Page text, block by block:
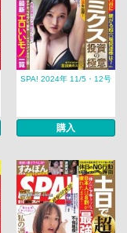
SPA! 2024年 11/5・12号
購入